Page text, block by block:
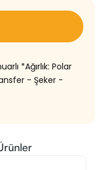
*Ağırlık: Polar
- Şeker -